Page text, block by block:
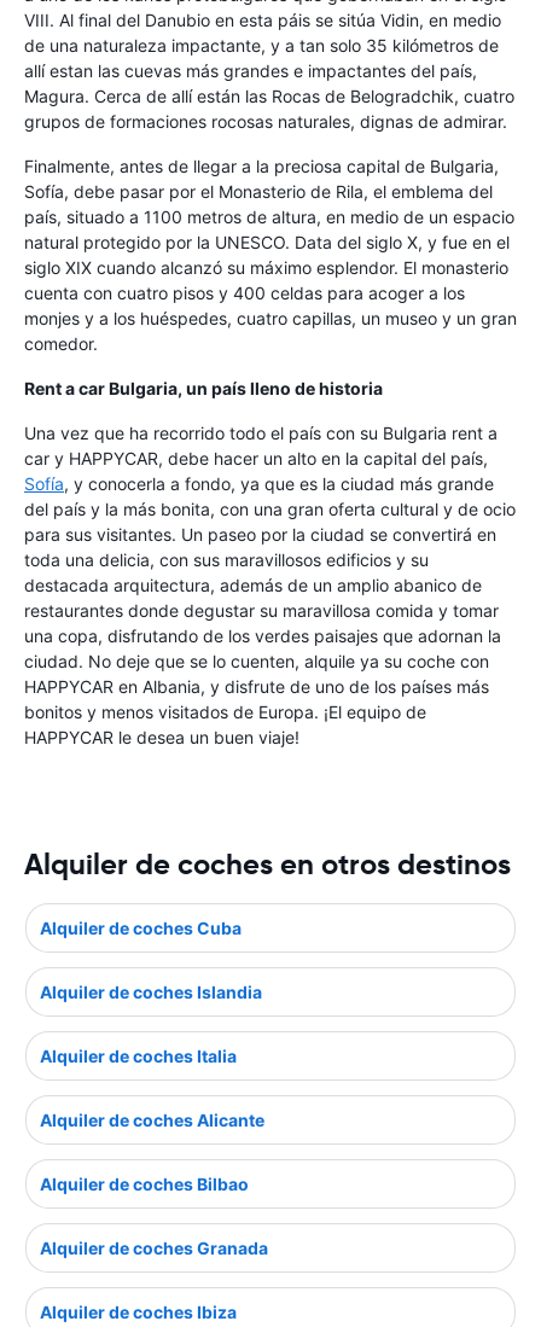
VIII. Al final del Danubio en esta páis se sitúa Vidin, en medio
de una naturaleza impactante, y a tan solo 35 kilómetros de
allí estan las cuevas más grandes e impactantes del país,
Magura. Cerca de allí están las Rocas de Belogradchik, cuatro
grupos de formaciones rocosas naturales, dignas de admirar.
Finalmente, antes de llegar a la preciosa capital de Bulgaria,
Sofía, debe pasar por el Monasterio de Rila, el emblema del
país, situado a 1100 metros de altura, en medio de un espacio
natural protegido por la UNESCO. Data del siglo X, y fue en el
siglo XIX cuando alcanzó su máximo esplendor. El monasterio
cuenta con cuatro pisos y 400 celdas para acoger a los
monjes y a los huéspedes, cuatro capillas, un museo y un gran
comedor.
Rent a car Bulgaria, un país lleno de historia
Una vez que ha recorrido todo el país con su Bulgaria rent a
car y HAPPYCAR, debe hacer un alto en la capital del país,
Sofía, y conocerla a fondo, ya que es la ciudad más grande
del país y la más bonita, con una gran oferta cultural y de ocio
para sus visitantes. Un paseo por la ciudad se convertirá en
toda una delicia, con sus maravillosos edificios y su
destacada arquitectura, además de un amplio abanico de
restaurantes donde degustar su maravillosa comida y tomar
una copa, disfrutando de los verdes paisajes que adornan la
ciudad. No deje que se lo cuenten, alquile ya su coche con
HAPPYCAR en Albania, y disfrute de uno de los países más
bonitos y menos visitados de Europa. ¡El equipo de
HAPPYCAR le desea un buen viaje!
Alquiler de coches en otros destinos
Alquiler de coches Cuba
Alquiler de coches Islandia
Alquiler de coches Italia
Alquiler de coches Alicante
Alquiler de coches Bilbao
Alquiler de coches Granada
Alquiler de coches Ibiza